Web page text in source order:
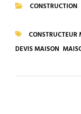
CONSTRUCTION
TAGS
CONSTRUCTEUR
DEVIS MAISON